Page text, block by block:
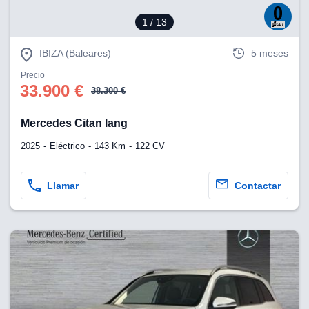
medición
audiencia
1 / 13
IBIZA (Baleares) 5 meses
Precio
33.900 € 38.300 €
Mercedes Citan lang
2025 Eléctrico 143 Km 122 CV
Llamar Contactar